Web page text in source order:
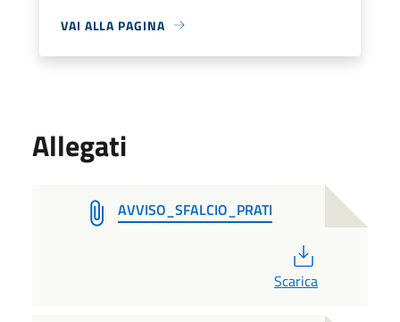
VAI ALLA PAGINA
Allegati
AVVISO_SFALCIO_PRATI
Scarica